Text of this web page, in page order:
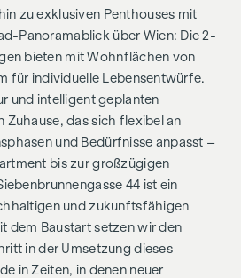
zu exklusiven Penthouses mit
Panoramablick über Wien: Die 2-
bieten mit Wohnflächen von
für individuelle Lebensentwürfe.
und intelligent geplanten
Zuhause, das sich flexibel an
und Bedürfnisse anpasst –
bis zur großzügigen
44 ist ein
und zukunftsfähigen
dem Baustart setzen wir den
in der Umsetzung dieses
in Zeiten, in denen neuer